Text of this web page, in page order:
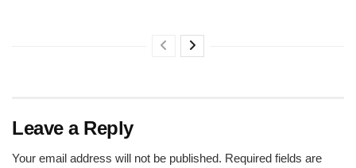
Leave a Reply
Your email address will not be published. Required fields are